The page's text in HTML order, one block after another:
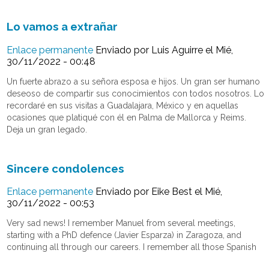
Lo vamos a extrañar
Enlace permanente Enviado por Luis Aguirre el Mié,
30/11/2022 - 00:48
Un fuerte abrazo a su señora esposa e hijos. Un gran ser humano
deseoso de compartir sus conocimientos con todos nosotros. Lo
recordaré en sus visitas a Guadalajara, México y en aquellas
ocasiones que platiqué con él en Palma de Mallorca y Reims.
Deja un gran legado.
Sincere condolences
Enlace permanente Enviado por Eike Best el Mié,
30/11/2022 - 00:53
Very sad news! I remember Manuel from several meetings,
starting with a PhD defence (Javier Esparza) in Zaragoza, and
continuing all through our careers. I remember all those Spanish